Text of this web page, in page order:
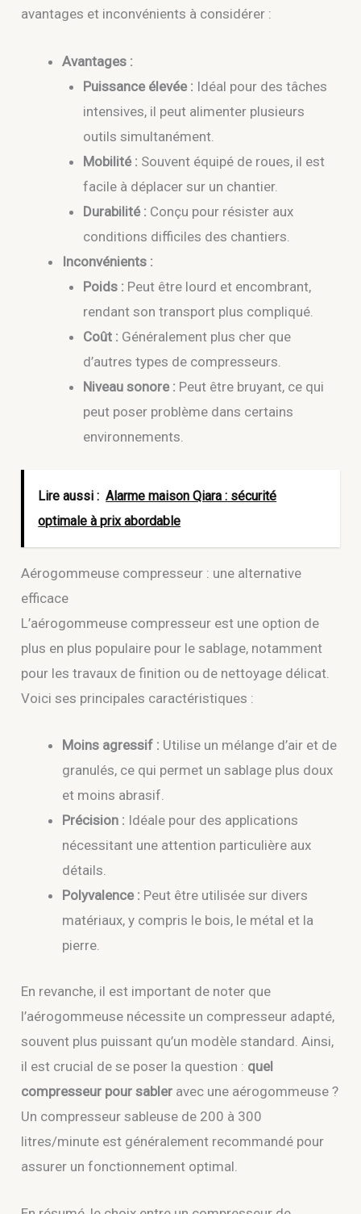
avantages et inconvénients à considérer :
Avantages :
Puissance élevée : Idéal pour des tâches
intensives, il peut alimenter plusieurs
outils simultanément.
Mobilité : Souvent équipé de roues, il est
facile à déplacer sur un chantier.
Durabilité : Conçu pour résister aux
conditions difficiles des chantiers.
Inconvénients :
Poids : Peut être lourd et encombrant,
rendant son transport plus compliqué.
Coût : Généralement plus cher que
d’autres types de compresseurs.
Niveau sonore : Peut être bruyant, ce qui
peut poser problème dans certains
environnements.
Lire aussi : Alarme maison Qiara : sécurité
optimale à prix abordable
Aérogommeuse compresseur : une alternative
efficace
L’aérogommeuse compresseur est une option de
plus en plus populaire pour le sablage, notamment
pour les travaux de finition ou de nettoyage délicat.
Voici ses principales caractéristiques :
Moins agressif : Utilise un mélange d’air et de
granulés, ce qui permet un sablage plus doux
et moins abrasif.
Précision : Idéale pour des applications
nécessitant une attention particulière aux
détails.
Polyvalence : Peut être utilisée sur divers
matériaux, y compris le bois, le métal et la
pierre.
En revanche, il est important de noter que
l’aérogommeuse nécessite un compresseur adapté,
souvent plus puissant qu’un modèle standard. Ainsi,
il est crucial de se poser la question : quel
compresseur pour sabler avec une aérogommeuse ?
Un compresseur sableuse de 200 à 300
litres/minute est généralement recommandé pour
assurer un fonctionnement optimal.